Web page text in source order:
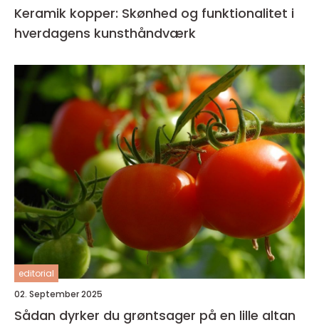
Keramik kopper: Skønhed og funktionalitet i
hverdagens kunsthåndværk
editorial
02. September 2025
Sådan dyrker du grøntsager på en lille altan